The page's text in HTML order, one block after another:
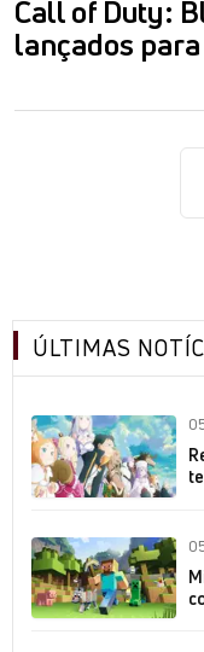
Call of Duty:
lançados
ÚLTIMAS